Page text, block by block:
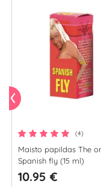
(4)
Maisto papildas The
Spanish fly (15 ml)
10.95 €